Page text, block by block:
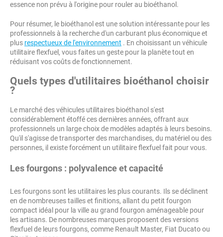
essence non prévu à l'origine pour rouler au bioéthanol.
Pour résumer, le bioéthanol est une solution intéressante pour les
professionnels à la recherche d'un carburant plus économique et
plus respectueux de l'environnement . En choisissant un véhicule
utilitaire flexfuel, vous faites un geste pour la planète tout en
réduisant vos coûts de fonctionnement.
Quels types d'utilitaires bioéthanol choisir
?
Le marché des véhicules utilitaires bioéthanol s'est
considérablement étoffé ces dernières années, offrant aux
professionnels un large choix de modèles adaptés à leurs besoins.
Qu'il s'agisse de transporter des marchandises, du matériel ou des
personnes, il existe forcément un utilitaire flexfuel fait pour vous.
Les fourgons : polyvalence et capacité
Les fourgons sont les utilitaires les plus courants. Ils se déclinent
en de nombreuses tailles et finitions, allant du petit fourgon
compact idéal pour la ville au grand fourgon aménageable pour
les artisans. De nombreuses marques proposent des versions
flexfuel de leurs fourgons, comme Renault Master, Fiat Ducato ou